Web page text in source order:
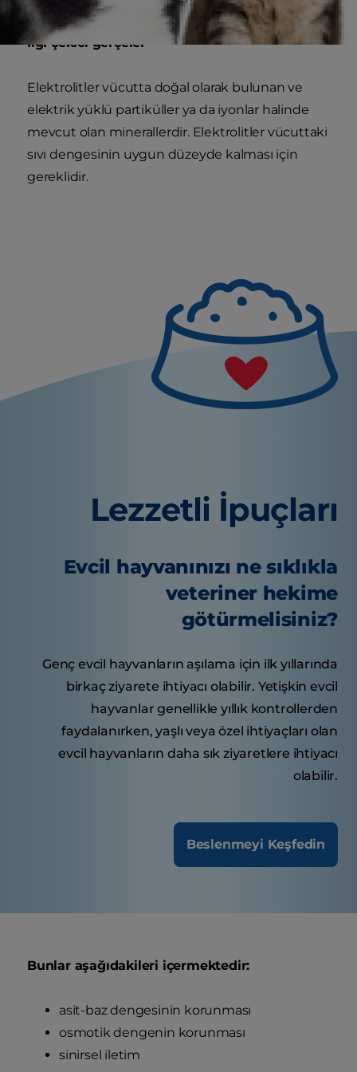
İlgi çekici gerçeler
Elektrolitler vücutta doğal olarak bulunan ve
elektrik yüklü partiküller ya da iyonlar halinde
mevcut olan minerallerdir. Elektrolitler vücuttaki
sıvı dengesinin uygun düzeyde kalması için
gereklidir.
Lezzetli İpuçları
Evcil hayvanınızı ne sıklıkla
veteriner hekime
götürmelisiniz?
Genç evcil hayvanların aşılama için ilk yıllarında
birkaç ziyarete ihtiyacı olabilir. Yetişkin evcil
hayvanlar genellikle yıllık kontrollerden
faydalanırken, yaşlı veya özel ihtiyaçları olan
evcil hayvanların daha sık ziyaretlere ihtiyacı
olabilir.
Beslenmeyi Keşfedin
Bunlar aşağıdakileri içermektedir:
asit-baz dengesinin korunması
osmotik dengenin korunması
sinirsel iletim